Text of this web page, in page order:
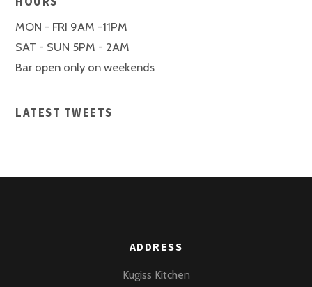
MON - FRI 9AM -11PM
SAT - SUN 5PM - 2AM
Bar open only on weekends
LATEST TWEETS
ADDRESS
Kugiss Kitchen